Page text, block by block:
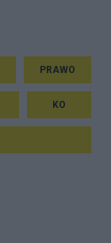
PRAWO
KO